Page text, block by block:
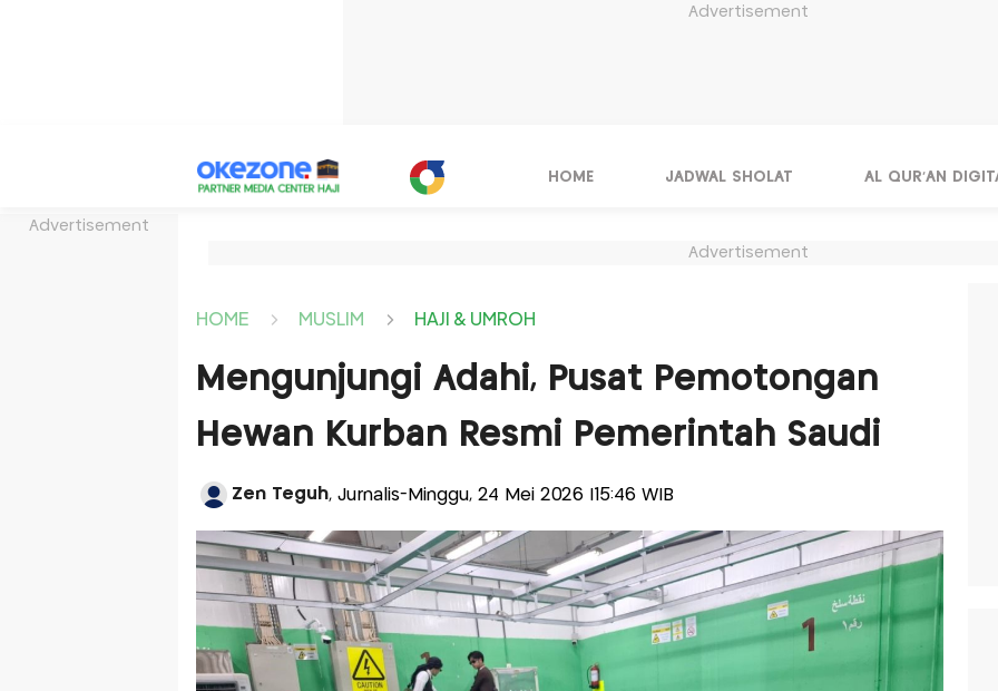
Advertisement
Advertisement
HOME JADWAL SHOLAT AL QUR'AN
Advertisement
HOME MUSLIM HAJI & UMROH
Mengunjungi Adahi, Pusat Pemotongan
Hewan Kurban Resmi Pemerintah Saudi
Zen Teguh, Jurnalis-Minggu, 24 Mei 2026 |15:46 WIB